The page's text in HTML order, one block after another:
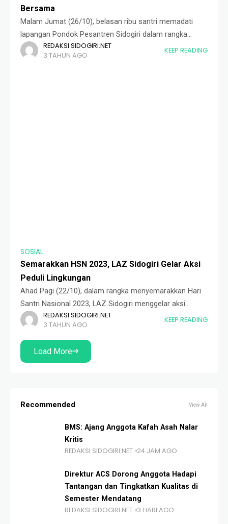
Bersama
Malam Jumat (26/10), belasan ribu santri memadati
lapangan Pondok Pesantren Sidogiri dalam rangka
Gerak Batin Sidogiri untuk Palestina. Acara ini sebagai
bentuk kepedulian Sidogiri kepada muslim Palestina
REDAKSI SIDOGIRI.NET
3 TAHUN AGO
KEEP READING
SOSIAL
Semarakkan HSN 2023, LAZ Sidogiri Gelar Aksi
Peduli Lingkungan
Ahad Pagi (22/10), dalam rangka menyemarakkan Hari
Santri Nasional 2023, LAZ Sidogiri menggelar aksi
sosial. Kegiatan dibentuk dalam program peduli
lingkungan dengan bersih-bersih sungai. Kegiatan
tersebut digelar di sungai yang
REDAKSI SIDOGIRI.NET
3 TAHUN AGO
KEEP READING
Load More
Recommended View All
BMS: Ajang Anggota Kafah Asah Nalar
Kritis
REDAKSI SIDOGIRI.NET 24 JAM AGO
Direktur ACS Dorong Anggota Hadapi
Tantangan dan Tingkatkan Kualitas di
Semester Mendatang
REDAKSI SIDOGIRI.NET 3 HARI AGO